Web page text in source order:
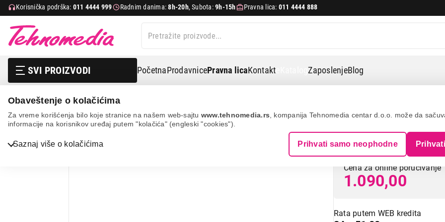
Obaveštenje o kolačićima
Za vreme korišćenja bilo koje stranice na našem web-sajtu www.tehnomedia.rs , kompanija Tehnomedia centar d.o.o. može da
informacije na korisnikov uređaj putem "kolačića" (engleski "cookies").
Saznaj više o kolačićima Prihvati samo neophodne
Korisnička podrška: 011 4444 999 Radnim danima:8h-20h, Subota:9h-15h Pravna lica: 011 4444 888
SVI PROIZVODI PočetnaProdavnicePravna licaKontakt eKatalogZaposlenjeBlog
Bela tehnika
It & gaming Kablovi i adapteri
S-BOX HDMI
Cena za online poručivanje
1.090,00
Rata putem WEB kredita